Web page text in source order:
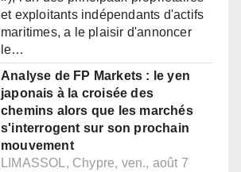
et exploitants indépendants d'actifs
maritimes, a le plaisir d'annoncer
le…
Analyse de FP Markets : le yen
japonais à la croisée des
chemins alors que les marchés
s'interrogent sur son prochain
mouvement
LIMASSOL, Chypre, ven., août 7